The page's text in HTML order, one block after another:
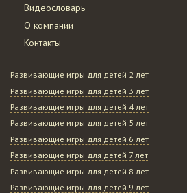
Видеословарь
О компании
Контакты
Развивающие игры для детей 2 лет
Развивающие игры для детей 3 лет
Развивающие игры для детей 4 лет
Развивающие игры для детей 5 лет
Развивающие игры для детей 6 лет
Развивающие игры для детей 7 лет
Развивающие игры для детей 8 лет
Развивающие игры для детей 9 лет